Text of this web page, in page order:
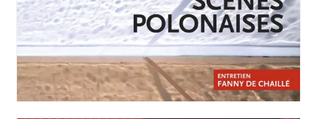
JANVIER-MARS 2026
N°258
Scènes polonaises